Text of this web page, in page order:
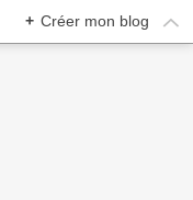
+ Créer mon blog